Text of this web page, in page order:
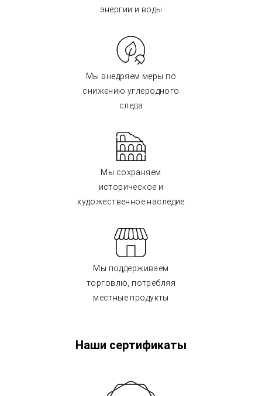
энергии и воды
Мы внедряем меры по
снижению углеродного
следа
Мы сохраняем
историческое и
художественное наследие
Мы поддерживаем
торговлю, потребляя
местные продукты
Наши сертификаты